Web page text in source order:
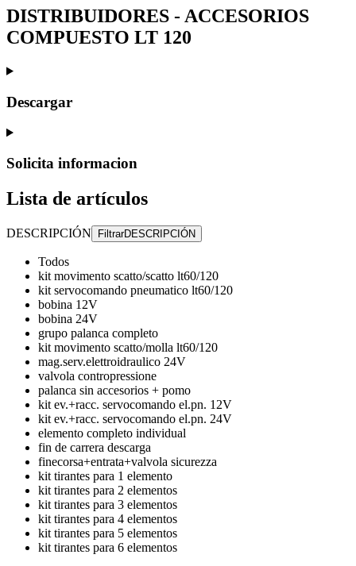
DISTRIBUIDORES - ACCESORIOS
COMPUESTO LT 120
Descargar
Solicita informacion
Lista de artículos
DESCRIPCIÓN FiltrarDESCRIPCIÓN
Todos
kit movimento scatto/scatto lt60/120
kit servocomando pneumatico lt60/120
bobina 12V
bobina 24V
grupo palanca completo
kit movimento scatto/molla lt60/120
mag.serv.elettroidraulico 24V
valvola contropressione
palanca sin accesorios + pomo
kit ev.+racc. servocomando el.pn. 12V
kit ev.+racc. servocomando el.pn. 24V
elemento completo individual
fin de carrera descarga
finecorsa+entrata+valvola sicurezza
kit tirantes para 1 elemento
kit tirantes para 2 elementos
kit tirantes para 3 elementos
kit tirantes para 4 elementos
kit tirantes para 5 elementos
kit tirantes para 6 elementos